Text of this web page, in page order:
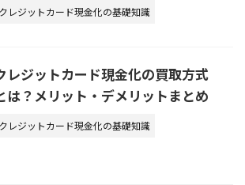
クレジットカード現金化の基礎知識
レジットカード現金化の買取方式
は？メリット・デメリットまとめ
クレジットカード現金化の基礎知識